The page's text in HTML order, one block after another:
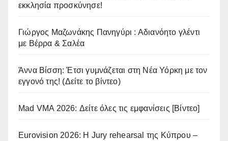
εκκλησία προσκύνησε!
Γιώργος Μαζωνάκης Πανηγύρι : Αδιανόητο γλέντι
με Βέρρα & Σαλέα
Άννα Βίσση: Έτσι γυμνάζεται στη Νέα Υόρκη με τον
εγγονό της! (Δείτε το βίντεο)
Mad VMA 2026: Δείτε όλες τις εμφανίσεις [Βίντεο]
Eurovision 2026: Η Jury rehearsal της Κύπρου –